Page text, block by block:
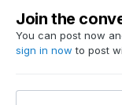
Join the
You can post now
sign in now to post